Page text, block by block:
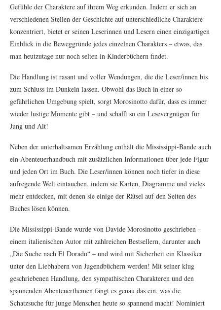
Gefühle der Charaktere auf ihrem Weg erkunden. Indem er sich an
verschiedenen Stellen der Geschichte auf unterschiedliche Charaktere
konzentriert, bietet er seinen Leserinnen und Lesern einen einzigartigen
Einblick in die Beweggründe jedes einzelnen Charakters – etwas, das
man heutzutage nur noch selten in Kinderbüchern findet.
Die Handlung ist rasant und voller Wendungen, die die Leser/innen bis
zum Schluss im Dunkeln lassen. Obwohl das Buch in einer so
gefährlichen Umgebung spielt, sorgt Morosinotto dafür, dass es immer
wieder lustige Momente gibt – und schafft so ein Lesevergnügen für
Jung und Alt!
Neben der unterhaltsamen Erzählung enthält die Mississippi-Bande auch
ein Abenteuerhandbuch mit zusätzlichen Informationen über jede Figur
und jeden Ort im Buch. Die Leser/innen können noch tiefer in diese
aufregende Welt eintauchen, indem sie Karten, Diagramme und vieles
mehr entdecken, mit denen sie einige der Rätsel auf den Seiten des
Buches lösen können.
Die Mississippi-Bande wurde von Davide Morosinotto geschrieben –
einem italienischen Autor mit zahlreichen Bestsellern, darunter auch
„Die Suche nach El Dorado“ – und wird mit Sicherheit ein Klassiker
unter den Liebhabern von Jugendbüchern werden! Mit seiner klug
geschriebenen Handlung, den sympathischen Charakteren und den
spannenden Abenteuerthemen fängt es genau das ein, was die
Schatzsuche für junge Menschen heute so spannend macht! Nominiert